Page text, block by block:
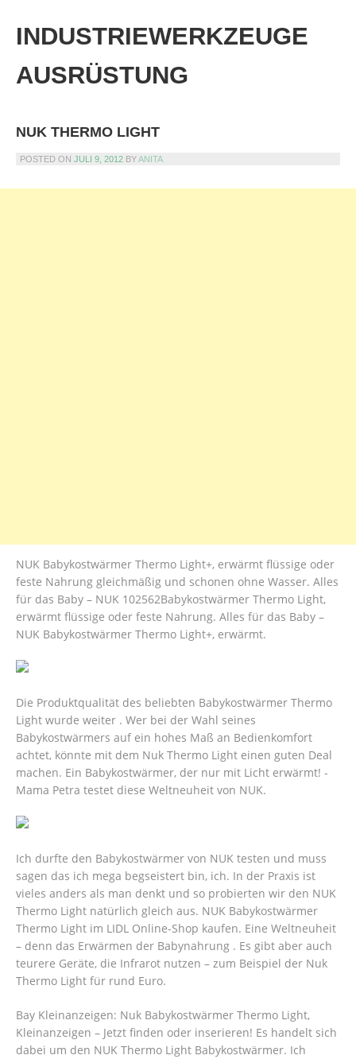
content
INDUSTRIEWERKZEUGE
AUSRÜSTUNG
NUK THERMO LIGHT
POSTED ON JULI 9, 2012 BYANITA
NUK Babykostwärmer Thermo Light+, erwärmt flüssige oder
feste Nahrung gleichmäßig und schonen ohne Wasser. Alles
für das Baby – NUK 102562Babykostwärmer Thermo Light,
erwärmt flüssige oder feste Nahrung. Alles für das Baby –
NUK Babykostwärmer Thermo Light+, erwärmt.
Die Produktqualität des beliebten Babykostwärmer Thermo
Light wurde weiter . Wer bei der Wahl seines
Babykostwärmers auf ein hohes Maß an Bedienkomfort
achtet, könnte mit dem Nuk Thermo Light einen guten Deal
machen. Ein Babykostwärmer, der nur mit Licht erwärmt! -
Mama Petra testet diese Weltneuheit von NUK.
Ich durfte den Babykostwärmer von NUK testen und muss
sagen das ich mega begseistert bin, ich. In der Praxis ist
vieles anders als man denkt und so probierten wir den NUK
Thermo Light natürlich gleich aus. NUK Babykostwärmer
Thermo Light im LIDL Online-Shop kaufen. Eine Weltneuheit
– denn das Erwärmen der Babynahrung . Es gibt aber auch
teurere Geräte, die Infrarot nutzen – zum Beispiel der Nuk
Thermo Light für rund Euro.
Bay Kleinanzeigen: Nuk Babykostwärmer Thermo Light,
Kleinanzeigen – Jetzt finden oder inserieren! Es handelt sich
dabei um den NUK Thermo Light Babykostwärmer. Ich